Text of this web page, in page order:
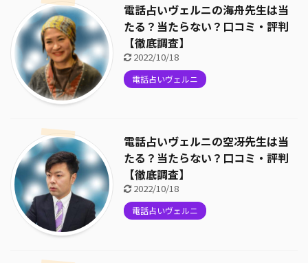
電話占いヴェルニの海舟先生は当
たる？当たらない？口コミ・評判
【徹底調査】
2022/10/18
電話占いヴェルニ
電話占いヴェルニの空冴先生は当
たる？当たらない？口コミ・評判
【徹底調査】
2022/10/18
電話占いヴェルニ